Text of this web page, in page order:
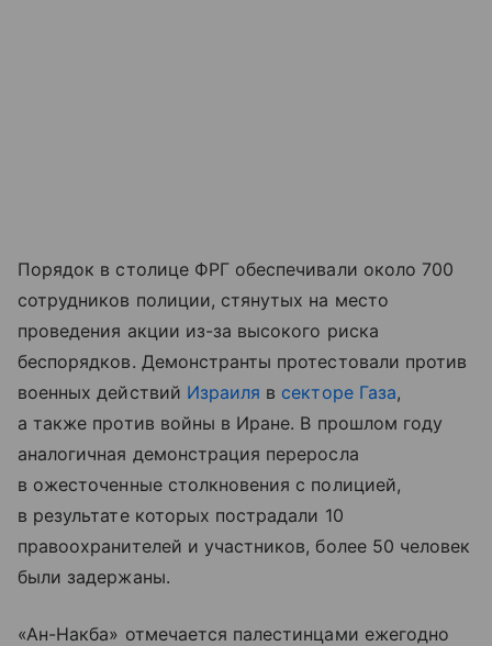
Порядок в столице ФРГ обеспечивали около 700
сотрудников полиции, стянутых на место
проведения акции из-за высокого риска
беспорядков. Демонстранты протестовали против
военных действий Израиля в секторе Газа,
а также против войны в Иране. В прошлом году
аналогичная демонстрация переросла
в ожесточенные столкновения с полицией,
в результате которых пострадали 10
правоохранителей и участников, более 50 человек
были задержаны.
«Ан-Накба» отмечается палестинцами ежегодно